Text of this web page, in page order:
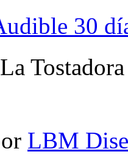
30
Tostadora
LBM